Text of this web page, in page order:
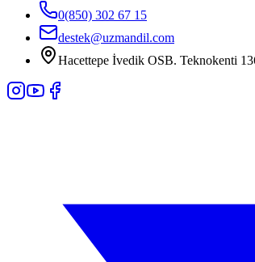
0(850) 302 67 15
destek@uzmandil.com
Hacettepe İvedik OSB. Teknokenti